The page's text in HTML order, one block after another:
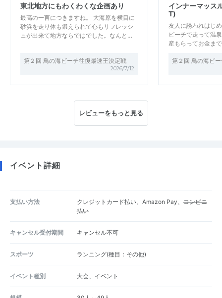
東北地方にもわくわくな企画あり
最高の一言につきますね。 大海原を横目に
砂浜を走り体も鍛えられて心もリフレッシ
ュが出来て地方ならではでした。なんと…
第２回 鳥の海ビーチ往復最速王決定戦
2026/7/12
インナーマッス
T)
友人に誘われはじ
ビーチで走って温
産もらってお金ま
第２回 鳥の海ビ
レビューをもっと見る
イベント詳細
支払い方法 クレジットカード払い、Amazon Pay、コンビニ
払い
キャンセル受付期間 キャンセル不可
スポーツ ランニング(種目：その他)
イベント種別 大会、イベント